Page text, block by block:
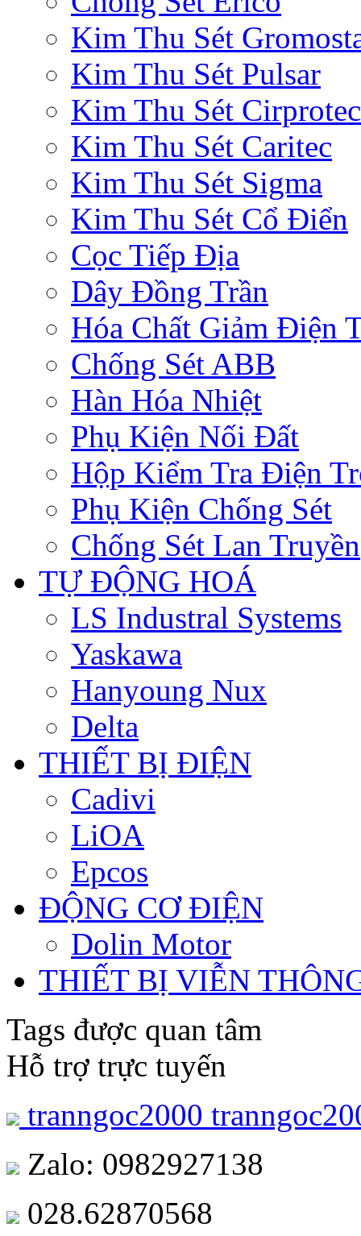
Kim Thu Sét
Kim Thu Sét Pulsar
Kim Thu Sét Cirprotec
Kim Thu Sét Caritec
Kim Thu Sét Sigma
Kim Thu Sét Cổ Điển
Cọc Tiếp Địa
Dây Đồng Trần
Hóa Chất Giảm Điện
Chống Sét ABB
Hàn Hóa Nhiệt
Phụ Kiện Nối Đất
Hộp Kiểm Tra Điện
Phụ Kiện Chống Sét
Chống Sét Lan Truyền
TỰ ĐỘNG HOÁ
LS Industral Systems
Yaskawa
Hanyoung Nux
Delta
THIẾT BỊ ĐIỆN
Cadivi
LiOA
Epcos
ĐỘNG CƠ ĐIỆN
Dolin Motor
THIẾT BỊ VIỄN
Tags được quan tâm
Hỗ trợ trực tuyến
tranngoc2000
Zalo: 0982927138
028.62870568